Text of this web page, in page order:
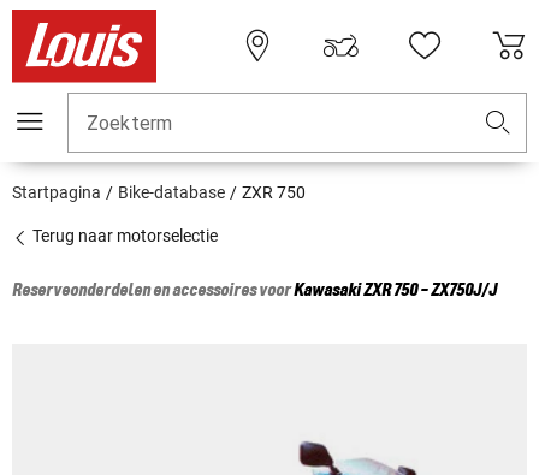
Zoekterm
Startpagina Bike-database ZXR 750
Terug naar motorselectie
Reserveonderdelen en accessoires voorKawasakiZXR 750 - ZX750J/J